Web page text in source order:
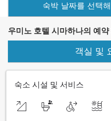
숙박 날짜를 선택
우미노 호텔 시마하나의 예
객실 및
숙소 시설 및 서비스